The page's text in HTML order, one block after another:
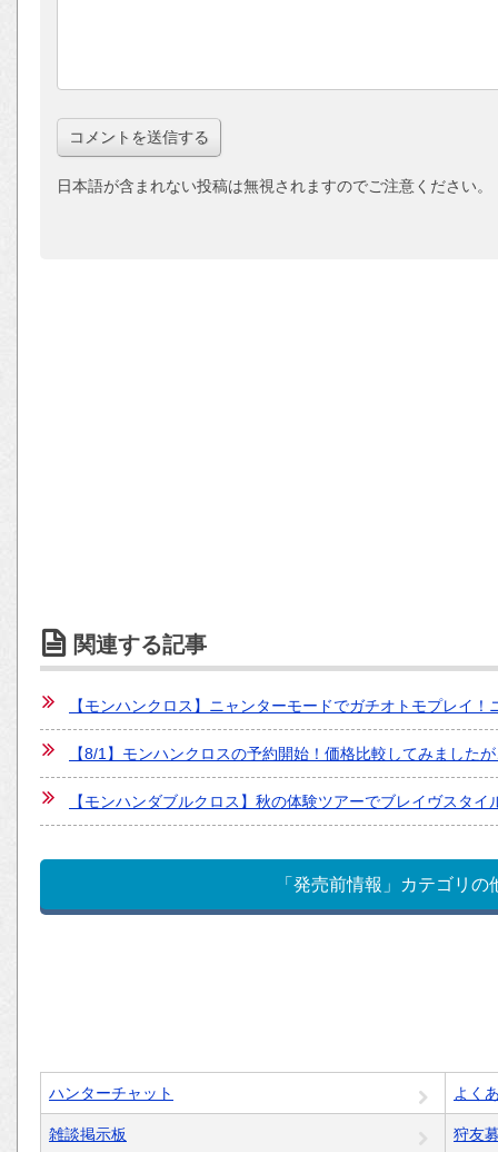
日本語が含まれない投稿は無視されますのでご注意ください
関連する記事
【モンハンクロス】ニャンターモードでガチオトモプレイ
【8/1】モンハンクロスの予約開始！価格比較してみました
【モンハンダブルクロス】秋の体験ツアーでブレイヴスタ
「発売前情報」カテゴリ
ハンターチャット よく
雑談掲示板 狩友